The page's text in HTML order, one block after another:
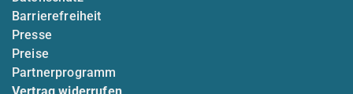
Barrierefreiheit
Presse
Preise
Partnerprogramm
Vertrag widerrufen